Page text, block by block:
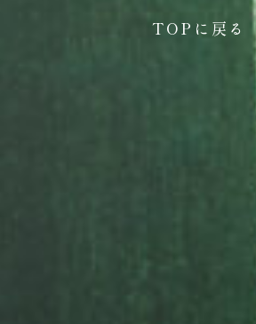
TOPに戻る